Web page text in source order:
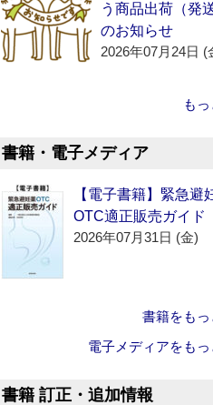
う商品出荷（発
のお知らせ
2026年07月24日 (
も
書籍・電子メディア
【電子書籍】緊急避
OTC適正販売ガイド
2026年07月31日 (金)
書籍をも
電子メディアをも
書籍 訂正・追加情報